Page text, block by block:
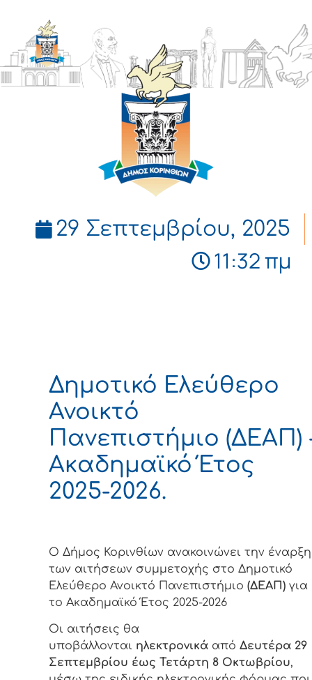
ΔΗΜΟΣ
ΚΟΡΙΝΘΙΩΝ
29 Σεπτεμβρίου, 2025
11:32 πμ
Δημοτικό Ελεύθερο
Ανοικτό
Πανεπιστήμιο (ΔΕΑΠ)
Ακαδημαϊκό Έτος
2025-2026.
Ο Δήμος Κορινθίων ανακοινώνει την έναρξη
των αιτήσεων συμμετοχής στο Δημοτικό
Ελεύθερο Ανοικτό Πανεπιστήμιο (ΔΕΑΠ) για
το Ακαδημαϊκό Έτος 2025-2026
Οι αιτήσεις θα
υποβάλλονται ηλεκτρονικά από Δευτέρα 29
Σεπτεμβρίου έως Τετάρτη 8 Οκτωβρίου,